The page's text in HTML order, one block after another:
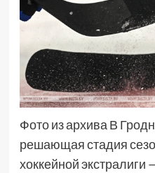
Фото из архива В
решающая стадия
хоккейной экстралиги